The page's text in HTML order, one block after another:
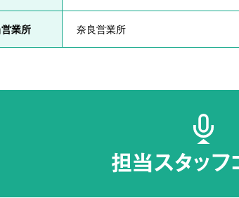
業所 奈良営業所
担当スタッフ